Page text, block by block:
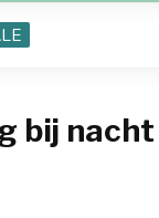
bij nacht